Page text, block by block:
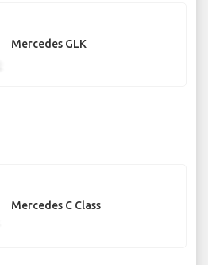
Mercedes GLK
Mercedes C Class